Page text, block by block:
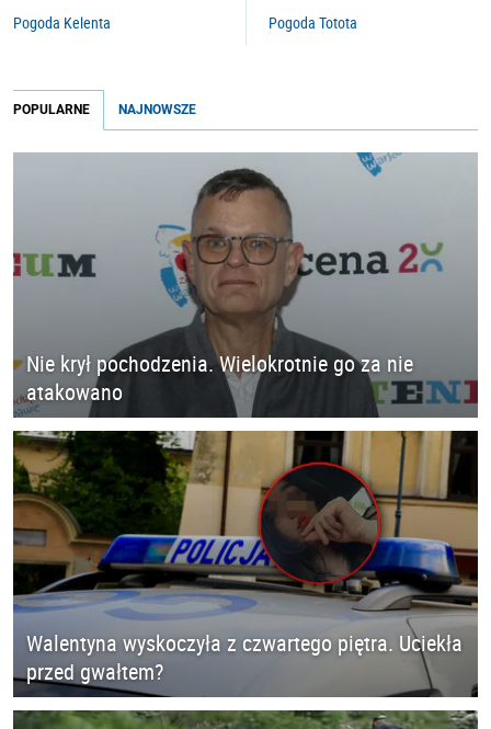
Pogoda Kelenta Pogoda Totota
POPULARNE NAJNOWSZE
Nie krył pochodzenia. Wielokrotnie go za nie
atakowano
Walentyna wyskoczyła z czwartego piętra. Uciekła
przed gwałtem?